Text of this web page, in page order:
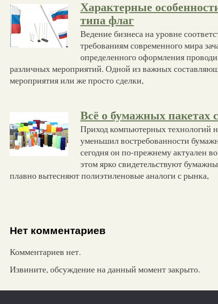
Характерные
типа флаг
Ведение бизнеса на уровне
требованиям современного мира
определенного оформления
различных мероприятий. Одной из важных
мероприятия или же просто сделки,
Всё о бумажных пакетах
Приход компьютерных технологий
уменьшил востребованности
сегодня он по-прежнему актуален
этом ярко свидетельствуют
плавно вытесняют полиэтиленовые аналоги с рынка,
Нет комментариев
Комментариев нет.
Извините, обсуждение на данный момент закрыто.